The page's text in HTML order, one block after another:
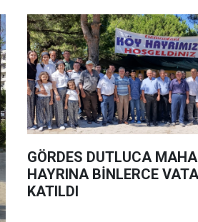
GÖRDES DUTLUCA
HAYRINA BİNLERCE
KATILDI